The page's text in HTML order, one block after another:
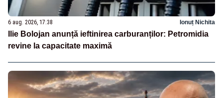
6 aug. 2026, 17:38 Ionuț Nichita
Ilie Bolojan anunță ieftinirea carburanților: Petromidia
revine la capacitate maximă